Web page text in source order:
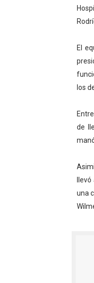
El
los
de
una